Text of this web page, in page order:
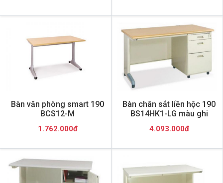
Bàn văn phòng smart 190
BCS12-M
1.762.000đ
Bàn chân sắt liền hộc 190
BS14HK1-LG màu ghi
4.093.000đ